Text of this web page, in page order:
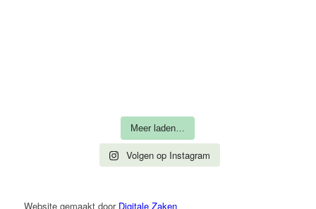
Meer laden…
Volgen op Instagram
Website gemaakt door Digitale Zaken